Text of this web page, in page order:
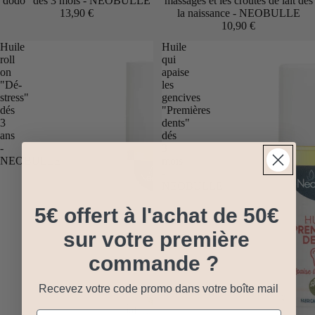
13,90 €
la naissance - NEOBULLE
10,90 €
Huile
roll
on
"Dé-
stress"
dés
3
ans
-
NEOBULLE
Huile
qui
apaise
les
gencives
"Premières
dents"
dés
5€ offert à l'achat de 50€
sur votre première
commande ?
Recevez votre code promo dans votre boîte mail